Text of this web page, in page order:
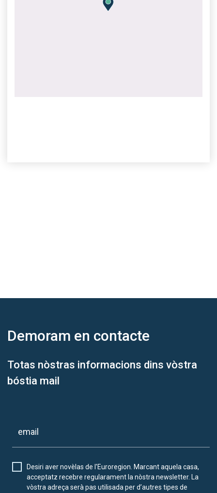
Demoram en contacte
Totas nòstras informacions dins vòstra
bóstia mail
Desiri aver novèlas de l'Euroregion. Marcant aquela casa,
acceptatz recebre regularament la nòstra newsletter. La
vòstra adreça serà pas utilisada per d’autres tipes de